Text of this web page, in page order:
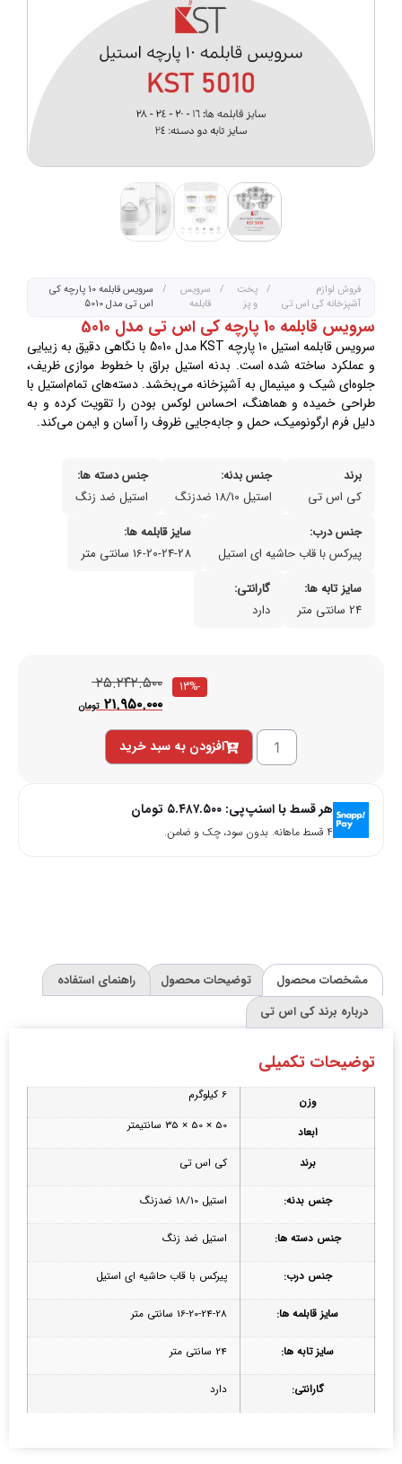
فروش لوازم
آشپزخانه کی اس تی
/ پخت
و پز
/
سرویس
قابلمه
/
سرویس قابلمه 10 پارچه کی
اس تی مدل 5010
سرویس قابلمه 10 پارچه کی اس تی مدل 5010
سرویس قابلمه استیل ۱۰ پارچه KST مدل 5010 با نگاهی دقیق به زیبایی
و عملکرد ساخته شده است. بدنه استیل براق با خطوط موازی ظریف،
جلوه‌ای شیک و مینیمال به آشپزخانه می‌بخشد. دسته‌های تمام‌استیل با
طراحی خمیده و هماهنگ، احساس لوکس بودن را تقویت کرده و به
دلیل فرم ارگونومیک، حمل و جابه‌جایی ظروف را آسان و ایمن می‌کند.
برند
کی اس تی
جنس بدنه:
استیل 18/10 ضدزنگ
جنس دسته ها:
استیل ضد زنگ
جنس درب:
پیرکس با قاب حاشیه ای استیل
سایز قابلمه ها:
16-20-24-28 سانتی متر
سایز تابه ها:
24 سانتی متر
گارانتی:
دارد
۲۵.۲۴۲.۵۰۰
۲۱.۹۵۰.۰۰۰ تومان
-13%
افزودن به سبد خرید
هر قسط با اسنپ‌پی: ۵.۴۸۷.۵۰۰ تومان
۴ قسط ماهانه. بدون سود، چک و ضامن.
مشخصات محصول توضیحات محصول
راهنمای استفاده
درباره برند کی اس تی
توضیحات تکمیلی
وزن 6 کیلوگرم
ابعاد 50 × 50 × 35 سانتیمتر
برند کی اس تی
جنس بدنه: استیل 18/10 ضدزنگ
جنس دسته ها: استیل ضد زنگ
جنس درب: پیرکس با قاب حاشیه ای استیل
سایز قابلمه ها: 16-20-24-28 سانتی متر
سایز تابه ها: 24 سانتی متر
گارانتی: دارد